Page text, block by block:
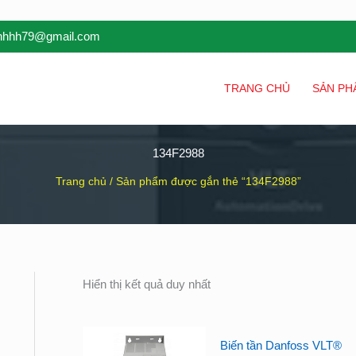
TRANG CHỦ SẢN
134F2988
Trang chủ / Sản phẩm được gắn thẻ “134F2988”
Hiển thị kết quả duy nhất
Biến tần Danfoss VLT®